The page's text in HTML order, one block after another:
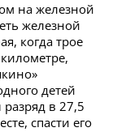
на железной
железной
когда трое
детей
в 27,5
спасти его